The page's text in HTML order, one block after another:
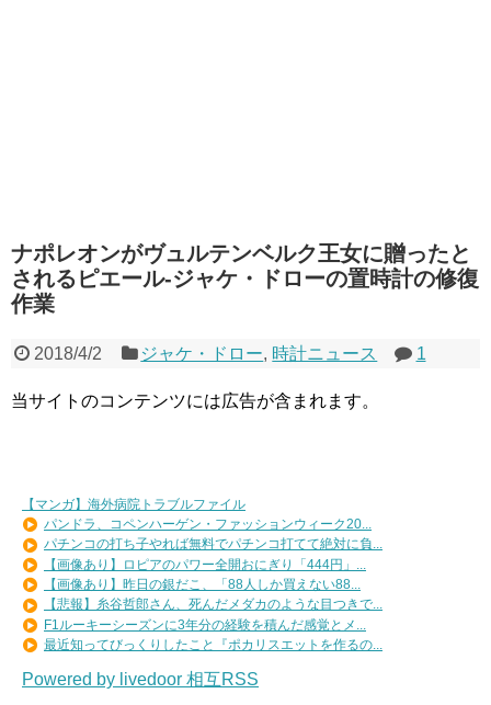
ナポレオンがヴュルテンベルク王女に贈ったと
されるピエール-ジャケ・ドローの置時計の修復
作業
2018/4/2 ジャケ・ドロー, 時計ニュース 1
当サイトのコンテンツには広告が含まれます。
【マンガ】海外病院トラブルファイル
パンドラ、コペンハーゲン・ファッションウィーク20...
パチンコの打ち子やれば無料でパチンコ打てて絶対に負...
【画像あり】ロピアのパワー全開おにぎり「444円」...
【画像あり】昨日の銀だこ、「88人しか買えない88...
【悲報】糸谷哲郎さん、死んだメダカのような目つきで...
F1ルーキーシーズンに3年分の経験を積んだ感覚とメ...
最近知ってびっくりしたこと『ポカリスエットを作るの...
Powered by livedoor 相互RSS